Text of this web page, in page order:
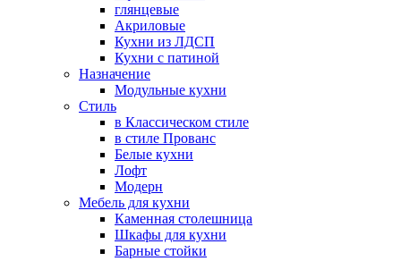
глянцевые
Акриловые
Кухни из ЛДСП
Кухни с патиной
Назначение
Модульные кухни
Стиль
в Классическом стиле
в стиле Прованс
Белые кухни
Лофт
Модерн
Мебель для кухни
Каменная столешница
Шкафы для кухни
Барные стойки